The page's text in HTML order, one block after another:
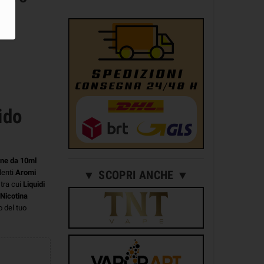
da 10ml
Aromi
, tra cui Liquidi
Nicotina
del tuo
▼ SCOPRI ANCHE ▼